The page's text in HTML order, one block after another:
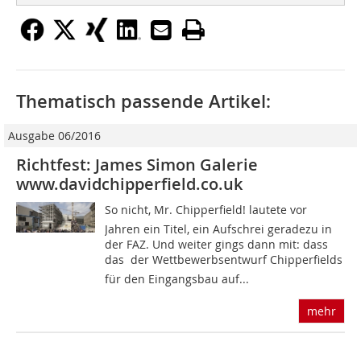
Thematisch passende Artikel:
Ausgabe 06/2016
Richtfest: James Simon Galerie
www.davidchipperfield.co.uk
So nicht, Mr. Chipperfield! lautete vor
Jahren ein Titel, ein Aufschrei geradezu in
der FAZ. Und weiter gings dann mit: dass
das  der Wettbewerbsentwurf Chipperfields
für den Eingangsbau auf...
mehr